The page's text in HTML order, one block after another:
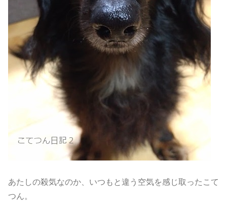
あたしの殺気なのか、いつもと違う空気を感じ取ったこて
つん。